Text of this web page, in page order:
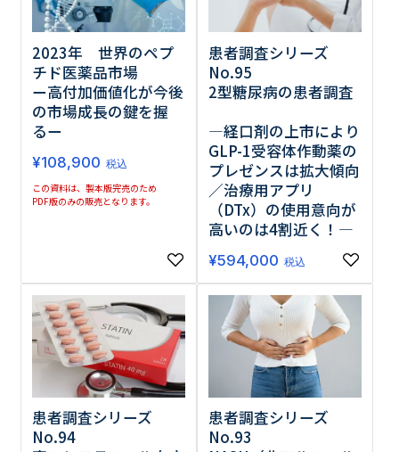
2023年 世界のペプ
チド医薬品市場
ー高付加価値化が今後
の市場成長の鍵を握
るー
¥108,900 税込
この資料は、製本版完売のため
PDF版のみの販売となります。
患者調査シリーズ
No.95
2型糖尿病の患者調査
―経口剤の上市により
GLP-1受容体作動薬の
プレゼンスは拡大傾向
／治療用アプリ
（DTx）の使用意向が
高いのは4割近く！―
¥594,000 税込
患者調査シリーズ
No.94
患者調査シリーズ
No.93